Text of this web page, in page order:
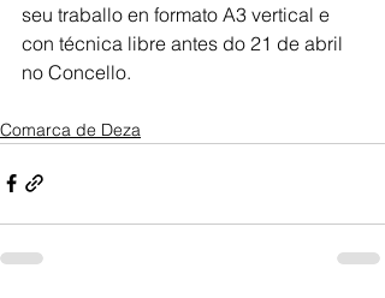
seu traballo en formato A3 vertical e
con técnica libre antes do 21 de abril
no Concello.
Comarca de Deza